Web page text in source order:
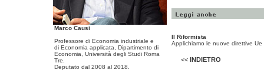
Marco Causi
Professore di Economia industriale e
di Economia applicata, Dipartimento di
Economia, Università degli Studi Roma
Tre.
Deputato dal 2008 al 2018.
Il Riformista
Applichiamo le nuove direttive Ue
<< INDIETRO